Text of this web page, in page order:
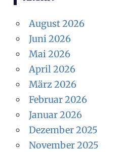
August 2026
Juni 2026
Mai 2026
April 2026
März 2026
Februar 2026
Januar 2026
Dezember 2025
November 2025